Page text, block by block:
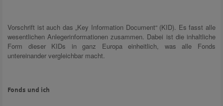
Vorschrift ist auch das „Key Information Document“ (KID). Es fasst alle
wesentlichen Anlegerinformationen zusammen. Dabei ist die inhaltliche
Form dieser KIDs in ganz Europa einheitlich, was alle Fonds
untereinander vergleichbar macht.
Fonds und ich